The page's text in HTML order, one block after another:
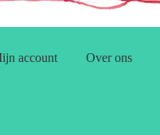
account Over ons